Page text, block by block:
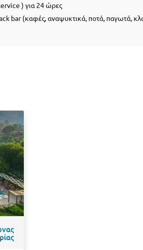
) για 24 ώρες
bar (καφές, αναψυκτικά, ποτά, παγωτά,